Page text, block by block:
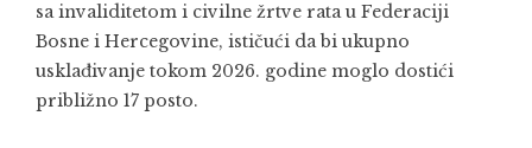
sa invaliditetom i civilne žrtve rata u Federaciji
Bosne i Hercegovine, ističući da bi ukupno
usklađivanje tokom 2026. godine moglo dostići
približno 17 posto.